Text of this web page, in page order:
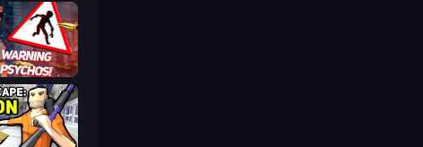
City of Psychos